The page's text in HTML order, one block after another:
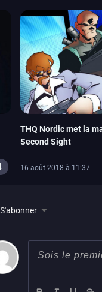
THQ Nordic met la
Second Sight
16 août 2018 à 11:37
S'abonner